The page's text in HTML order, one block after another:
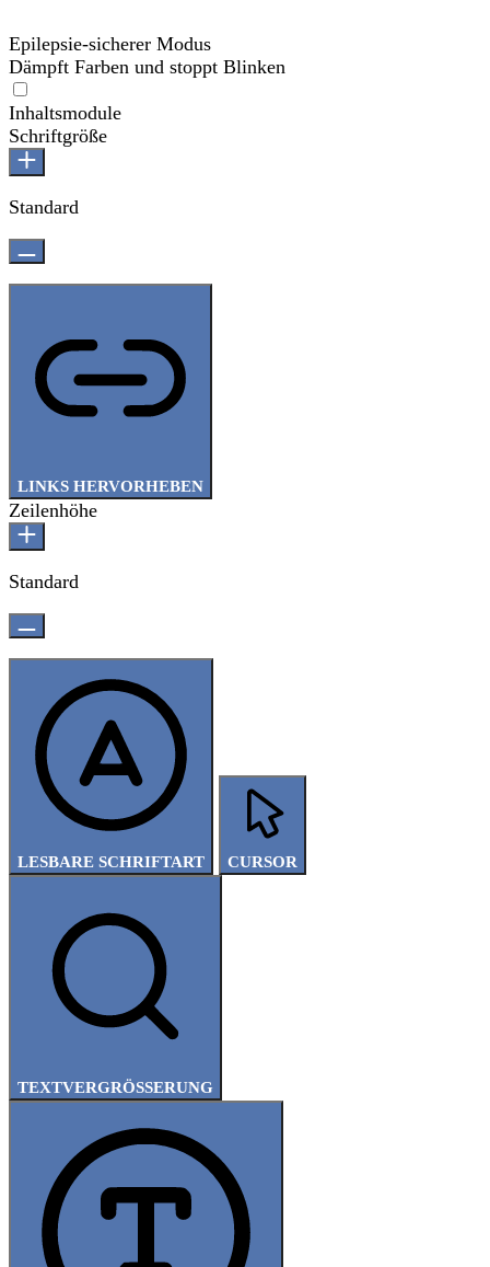
Epilepsie-sicherer Modus
Dämpft Farben und stoppt Blinken
Inhaltsmodule
Schriftgröße
Standard
LINKS HERVORHEBEN
Zeilenhöhe
Standard
LESBARE SCHRIFTART CURSOR
TEXTVERGRÖSSERUNG